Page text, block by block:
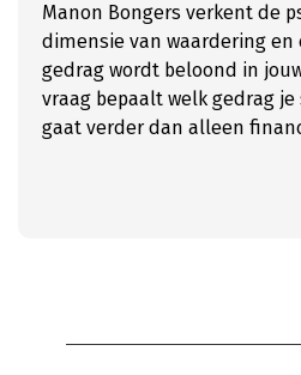
Manon Bongers verkent de
dimensie van waardering en
gedrag wordt beloond in
vraag bepaalt welk gedrag
gaat verder dan alleen